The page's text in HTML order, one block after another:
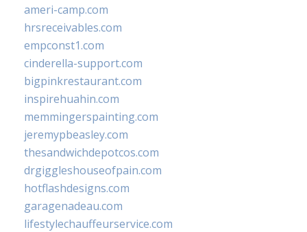
ameri-camp.com
hrsreceivables.com
empconst1.com
cinderella-support.com
bigpinkrestaurant.com
inspirehuahin.com
memmingerspainting.com
jeremypbeasley.com
thesandwichdepotcos.com
drgiggleshouseofpain.com
hotflashdesigns.com
garagenadeau.com
lifestylechauffeurservice.com